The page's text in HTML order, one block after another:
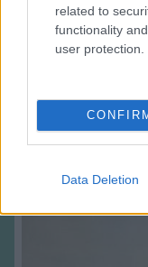
related to
functionality
user protection.
Data Deletion